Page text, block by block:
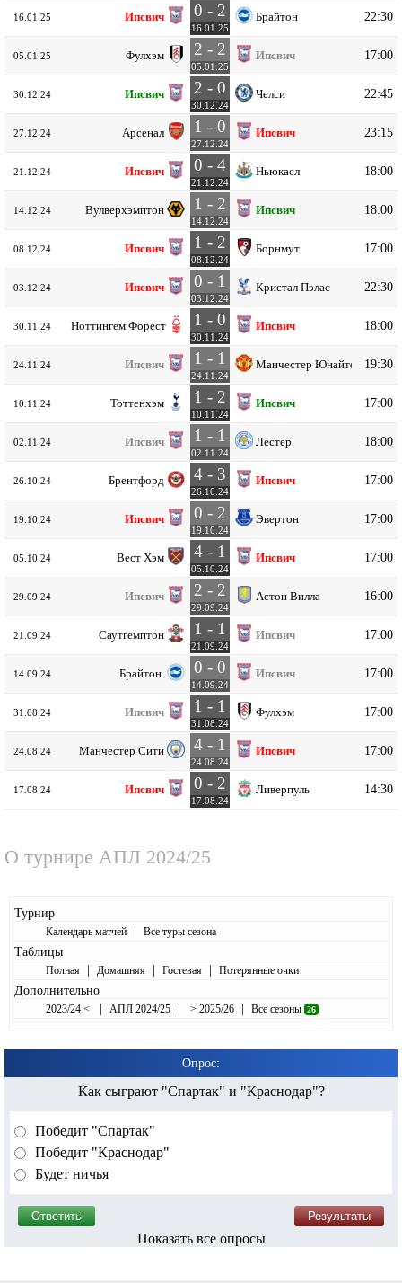
16.01.25 Ипсвич 0 - 2
16.01.25
Брайтон 22:30
05.01.25 Фулхэм 2 - 2
05.01.25
Ипсвич 17:00
30.12.24 Ипсвич 2 - 0
30.12.24
Челси 22:45
27.12.24 Арсенал 1 - 0
27.12.24
Ипсвич 23:15
21.12.24 Ипсвич 0 - 4
21.12.24
Ньюкасл 18:00
14.12.24 Вулверхэмптон 1 - 2
14.12.24
Ипсвич 18:00
08.12.24 Ипсвич 1 - 2
08.12.24
Борнмут 17:00
03.12.24 Ипсвич 0 - 1
03.12.24
Кристал Пэлас 22:30
30.11.24 Ноттингем Форест 1 - 0
30.11.24
Ипсвич 18:00
24.11.24 Ипсвич 1 - 1
24.11.24
Манчестер Юнайтед 19:30
10.11.24 Тоттенхэм 1 - 2
10.11.24
Ипсвич 17:00
02.11.24 Ипсвич 1 - 1
02.11.24
Лестер 18:00
26.10.24 Брентфорд 4 - 3
26.10.24
Ипсвич 17:00
19.10.24 Ипсвич 0 - 2
19.10.24
Эвертон 17:00
05.10.24 Вест Хэм 4 - 1
05.10.24
Ипсвич 17:00
29.09.24 Ипсвич 2 - 2
29.09.24
Астон Вилла 16:00
21.09.24 Саутгемптон 1 - 1
21.09.24
Ипсвич 17:00
14.09.24 Брайтон 0 - 0
14.09.24
Ипсвич 17:00
31.08.24 Ипсвич 1 - 1
31.08.24
Фулхэм 17:00
24.08.24 Манчестер Сити 4 - 1
24.08.24
Ипсвич 17:00
17.08.24 Ипсвич 0 - 2
17.08.24
Ливерпуль 14:30
О турнире АПЛ 2024/25
Турнир
Календарь матчей | Все туры сезона
Таблицы
Полная | Домашняя | Гостевая | Потерянные очки
Дополнительно
2023/24 < | АПЛ 2024/25 | > 2025/26 | Все сезоны 26
Опрос:
Как сыграют "Спартак" и "Краснодар"?
Победит "Спартак"
Победит "Краснодар"
Будет ничья
Показать все опросы